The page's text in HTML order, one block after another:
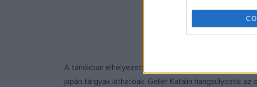
A tárlókban elhelyezett Herendi- és Zsolnay-
japán tárgyak láthatóak. Gellér Katalin hangsúlyozta: